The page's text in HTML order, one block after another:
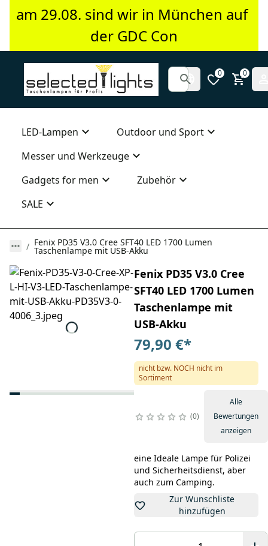
am 29.08. sind wir in München auf
der GDC Con
0 0
LED-Lampen
Outdoor und Sport
Messer und Werkzeuge
Gadgets for men
Zubehör
SALE
Fenix PD35 V3.0 Cree SFT40 LED 1700 Lumen
Taschenlampe mit USB-Akku
Fenix PD35 V3.0 Cree
SFT40 LED 1700 Lumen
Taschenlampe mit
USB-Akku
79,90 €*
nicht bzw. NOCH nicht im
Sortiment
0
Alle
Bewertungen
anzeigen
eine Ideale Lampe für Polizei
und Sicherheitsdienst, aber
auch zum Camping.
Zur Wunschliste
hinzufügen